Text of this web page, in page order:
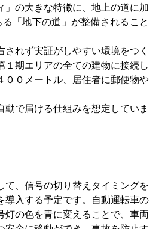
」の大きな特徴に、地上の道に加
「地下の道」が整備されること
されず実証がしやすい環境をつく
１期エリアの全ての建物に接続し
００メートル、居住者に郵便物や
動で届ける仕組みを想定していま
て、信号の切り替えタイミングを
導入する予定です。自動運転車の
灯の色を青に変えることで、車両